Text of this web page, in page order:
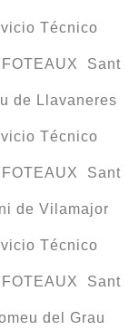
Técnico
Sant
de Llavaneres
Técnico
Sant
de Vilamajor
Técnico
Sant
del Grau